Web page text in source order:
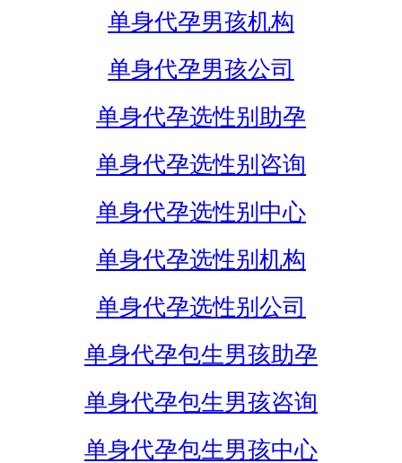
单身代孕男孩机构
单身代孕男孩公司
单身代孕选性别助孕
单身代孕选性别咨询
单身代孕选性别中心
单身代孕选性别机构
单身代孕选性别公司
单身代孕包生男孩助孕
单身代孕包生男孩咨询
单身代孕包生男孩中心